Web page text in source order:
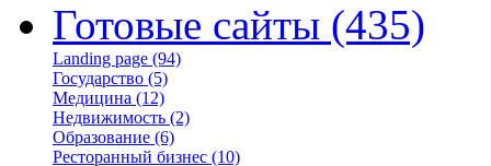
Готовые сайты (435)
Landing page (94)
Государство (5)
Медицина (12)
Недвижимость (2)
Образование (6)
Ресторанный бизнес (10)